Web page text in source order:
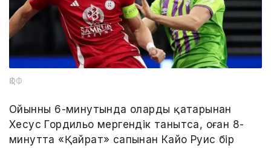
ҚФФ
Ойынның 6-минутында олардың қатарынан
Хесус Гордильо мергендік танытса, оған 8-
минутта «Қайрат» сапынан Кайо Руис бір